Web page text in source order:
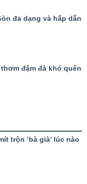
đa dạng và hấp dẫn
đậm đà khó quên
trộn ‘bà già’ lúc nào